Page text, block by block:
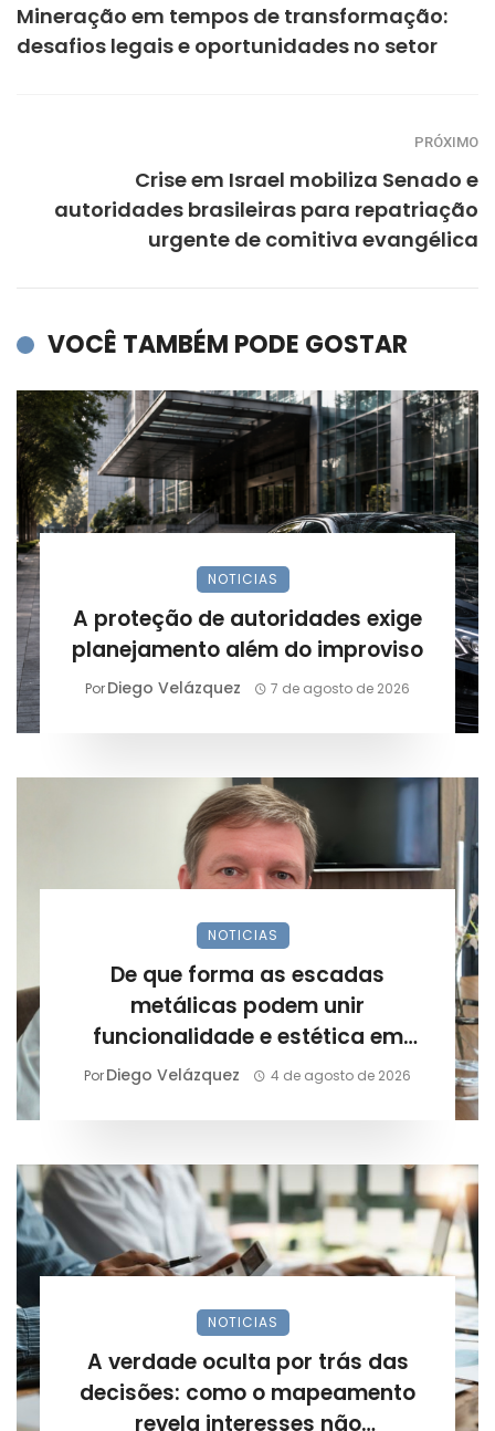
Mineração em tempos de transformação:
desafios legais e oportunidades no setor
PRÓXIMO
Crise em Israel mobiliza Senado e
autoridades brasileiras para repatriação
urgente de comitiva evangélica
VOCÊ TAMBÉM PODE GOSTAR
NOTICIAS
A proteção de autoridades exige
planejamento além do improviso
PorDiego Velázquez 7 de agosto de 2026
NOTICIAS
De que forma as escadas
metálicas podem unir
funcionalidade e estética em
projetos arquitetônicos?
PorDiego Velázquez 4 de agosto de 2026
NOTICIAS
A verdade oculta por trás das
decisões: como o mapeamento
revela interesses não